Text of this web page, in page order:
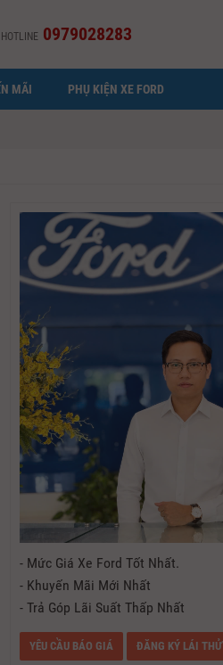
HOTLINE 0979028283
MÃI PHỤ KIỆN XE FORD
- Mức Giá Xe Ford Tốt Nhất.
- Khuyến Mãi Mới Nhất
- Trả Góp Lãi Suất Thấp Nhất
YÊU CẦU BÁO GIÁ ĐĂNG KÝ LÁI THỬ